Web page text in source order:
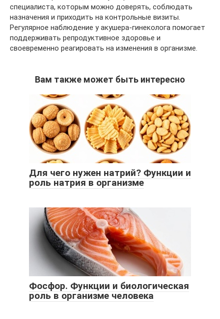
специалиста, которым можно доверять, соблюдать
назначения и приходить на контрольные визиты.
Регулярное наблюдение у акушера-гинеколога помогает
поддерживать репродуктивное здоровье и
своевременно реагировать на изменения в организме.
Вам также может быть интересно
Для чего нужен натрий? Функции и
роль натрия в организме
Фосфор. Функции и биологическая
роль в организме человека